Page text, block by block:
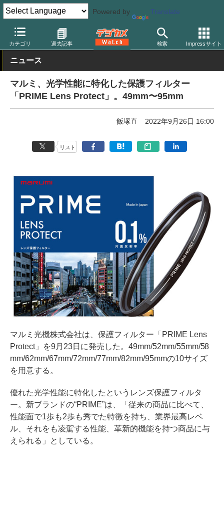
Powered by Translate
カテゴリ 過去記事 検索 Impressサイト
デジカメ Watch レンズ レンズフィルター マルミ光機
ニュース
マルミ、光学性能に特化した保護フィルター
「PRIME Lens Protect」。49mm〜95mm
飯塚直 2022年9月26日 16:00
リスト
マルミ光機株式会社は、保護フィルター「PRIME Lens
Protect」を9月23日に発売した。49mm/52mm/55mm/58
mm/62mm/67mm/72mm/77mm/82mm/95mmの10サイズ
を用意する。
優れた光学性能に特化したというレンズ保護フィルタ
ー。新ブランドの“PRIME”は、「従来の商品に比べて、
性能面で1歩も2歩も秀でた特徴を持ち、業界最高レベ
ル、それをも凌駕する性能、革新的機能を持つ商品に与
えられる」としている。